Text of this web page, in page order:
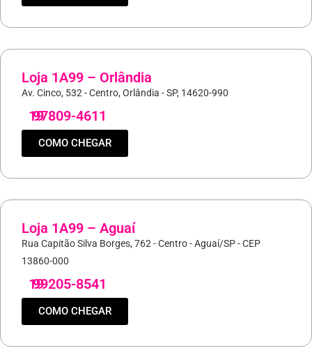
Loja 1A99 – Orlândia
Av. Cinco, 532 - Centro, Orlândia - SP, 14620-990
19
97809-4611
COMO CHEGAR
Loja 1A99 – Aguaí
Rua Capitão Silva Borges, 762 - Centro - Aguaí/SP - CEP
13860-000
19
99205-8541
COMO CHEGAR